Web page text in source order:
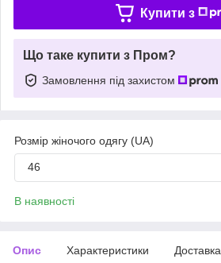
Купити з
Що таке купити з Пром?
Замовлення під захистом
Розмір жіночого одягу (UA)
46
В наявності
Опис Характеристики Доставка